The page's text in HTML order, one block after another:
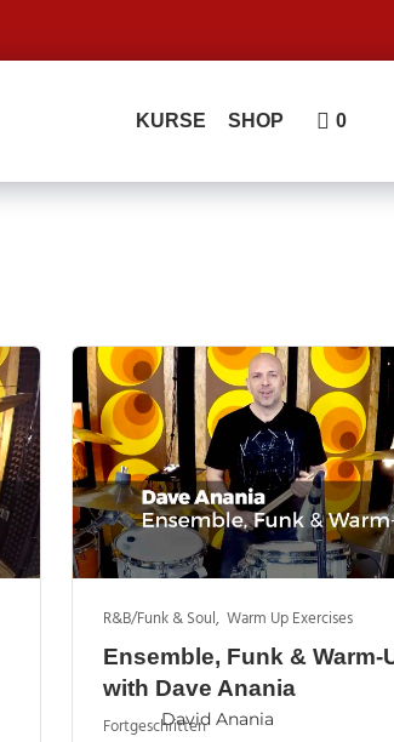
KURSE SHOP 0
R&B/Funk & Soul, Warm Up Exercises
Ensemble, Funk & Warm-
with Dave Anania
FortgeschrittenDavid Anania